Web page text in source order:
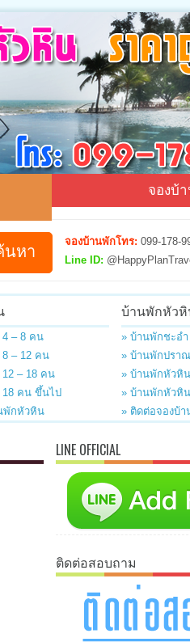
จองบ้
จองบ้านพักโทร: 099-178-
Line ID:
– 8 คน
– 12 คน
– 18 คน
คน ขึ้นไป
พักหัวหิน
บ้านพักหัว
» บ้านพักชะอำ
» บ้านพักปรา
» บ้านพักหัวหิ
» บ้านพักหัวหิ
» ติดต่อจองบ้
LINE OFFICIAL
ติดต่อสอบถาม